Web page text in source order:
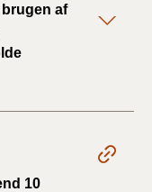
af
10